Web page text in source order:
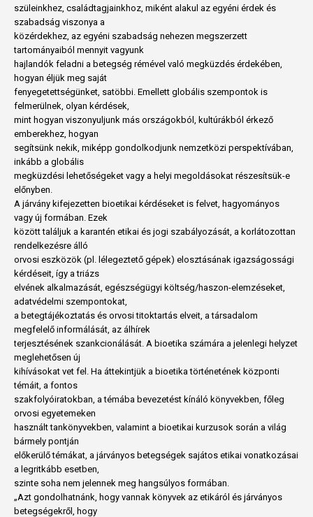
szüleinkhez, családtagjainkhoz, miként alakul az egyéni érdek és
szabadság viszonya a
közérdekhez, az egyéni szabadság nehezen megszerzett
tartományaiból mennyit vagyunk
hajlandók feladni a betegség rémével való megküzdés érdekében,
hogyan éljük meg saját
fenyegetettségünket, satöbbi. Emellett globális szempontok is
felmerülnek, olyan kérdések,
mint hogyan viszonyuljunk más országokból, kultúrákból érkező
emberekhez, hogyan
segítsünk nekik, miképp gondolkodjunk nemzetközi perspektívában,
inkább a globális
megküzdési lehetőségeket vagy a helyi megoldásokat részesítsük-e
előnyben.
A járvány kifejezetten bioetikai kérdéseket is felvet, hagyományos
vagy új formában. Ezek
között találjuk a karantén etikai és jogi szabályozását, a korlátozottan
rendelkezésre álló
orvosi eszközök (pl. lélegeztető gépek) elosztásának igazságossági
kérdéseit, így a triázs
elvének alkalmazását, egészségügyi költség/haszon-elemzéseket,
adatvédelmi szempontokat,
a betegtájékoztatás és orvosi titoktartás elveit, a társadalom
megfelelő informálását, az álhírek
terjesztésének szankcionálását. A bioetika számára a jelenlegi helyzet
meglehetősen új
kihívásokat vet fel. Ha áttekintjük a bioetika történetének központi
témáit, a fontos
szakfolyóiratokban, a témába bevezetést kínáló könyvekben, főleg
orvosi egyetemeken
használt tankönyvekben, valamint a bioetikai kurzusok során a világ
bármely pontján
előkerülő témákat, a járványos betegségek sajátos etikai vonatkozásai
a legritkább esetben,
szinte soha nem jelennek meg hangsúlyos formában.
„Azt gondolhatnánk, hogy vannak könyvek az etikáról és járványos
betegségekről, hogy